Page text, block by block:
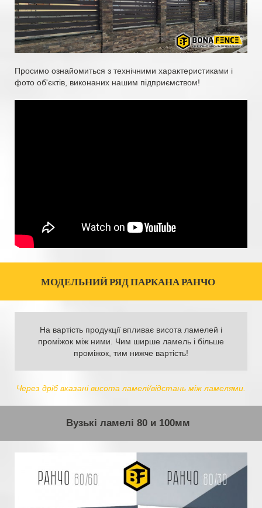
Просимо ознайомиться з технічними характеристиками і
фото об'єктів, виконаних нашим підприємством!
МОДЕЛЬНИЙ РЯД ПАРКАНА РАНЧО
На вартість продукції впливає висота ламелей і
проміжок між ними. Чим ширше ламель і більше
проміжок, тим нижче вартість!
Через дріб вказані висота ламелі/відстань між ламелями.
Вузькі ламелі 80 и 100мм